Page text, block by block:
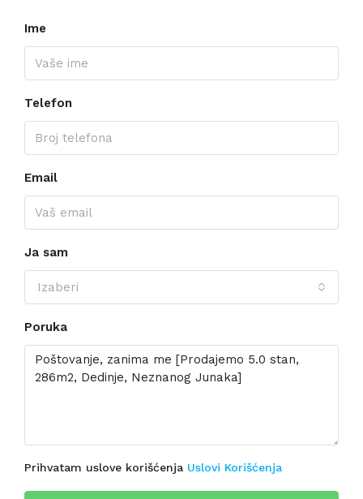
Ime
Telefon
Email
Ja sam
Izaberi
Poruka
Prihvatam uslove korišćenja Uslovi Korišćenja